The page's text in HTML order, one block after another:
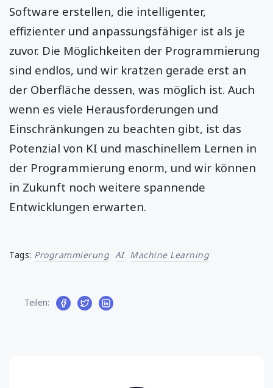
Software erstellen, die intelligenter,
effizienter und anpassungsfähiger ist als je
zuvor. Die Möglichkeiten der Programmierung
sind endlos, und wir kratzen gerade erst an
der Oberfläche dessen, was möglich ist. Auch
wenn es viele Herausforderungen und
Einschränkungen zu beachten gibt, ist das
Potenzial von KI und maschinellem Lernen in
der Programmierung enorm, und wir können
in Zukunft noch weitere spannende
Entwicklungen erwarten.
Tags: Programmierung AI Machine Learning
Teilen: